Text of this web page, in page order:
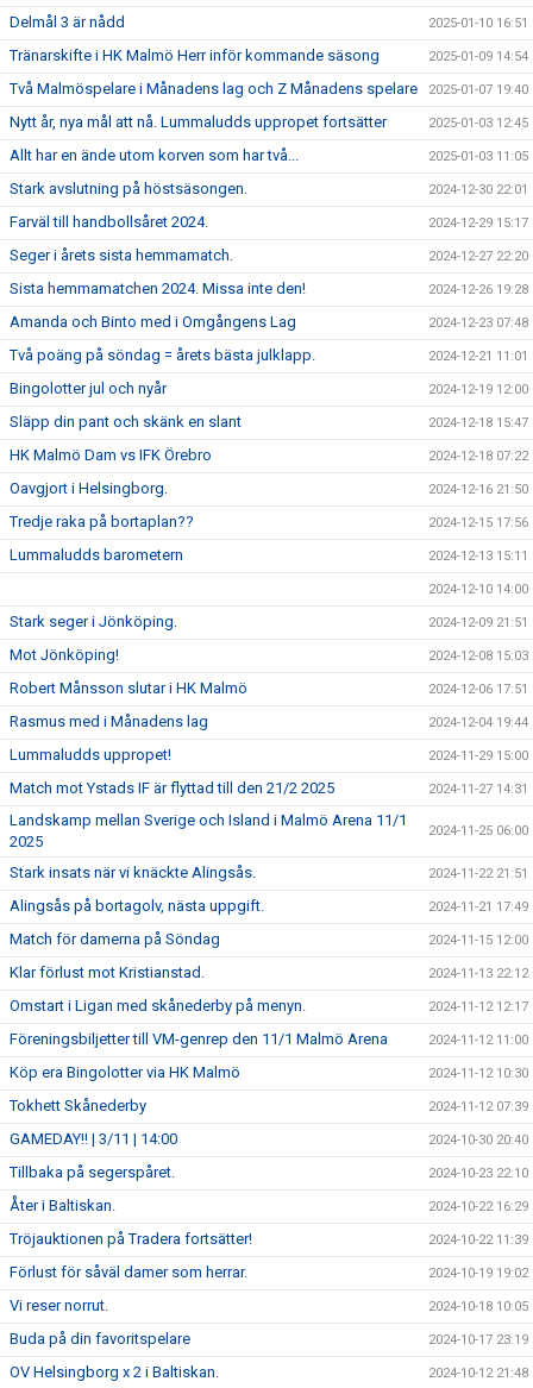
Delmål 3 är nådd 2025-01-10 16:51
Tränarskifte i HK Malmö Herr inför kommande säsong 2025-01-09 14:54
Två Malmöspelare i Månadens lag och Z Månadens spelare 2025-01-07 19:40
Nytt år, nya mål att nå. Lummaludds uppropet fortsätter 2025-01-03 12:45
Allt har en ände utom korven som har två... 2025-01-03 11:05
Stark avslutning på höstsäsongen. 2024-12-30 22:01
Farväl till handbollsåret 2024. 2024-12-29 15:17
Seger i årets sista hemmamatch. 2024-12-27 22:20
Sista hemmamatchen 2024. Missa inte den! 2024-12-26 19:28
Amanda och Binto med i Omgångens Lag 2024-12-23 07:48
Två poäng på söndag = årets bästa julklapp. 2024-12-21 11:01
Bingolotter jul och nyår 2024-12-19 12:00
Släpp din pant och skänk en slant 2024-12-18 15:47
HK Malmö Dam vs IFK Örebro 2024-12-18 07:22
Oavgjort i Helsingborg. 2024-12-16 21:50
Tredje raka på bortaplan?? 2024-12-15 17:56
Lummaludds barometern 2024-12-13 15:11
2024-12-10 14:00
Stark seger i Jönköping. 2024-12-09 21:51
Mot Jönköping! 2024-12-08 15:03
Robert Månsson slutar i HK Malmö 2024-12-06 17:51
Rasmus med i Månadens lag 2024-12-04 19:44
Lummaludds uppropet! 2024-11-29 15:00
Match mot Ystads IF är flyttad till den 21/2 2025 2024-11-27 14:31
Landskamp mellan Sverige och Island i Malmö Arena 11/1
2025
2024-11-25 06:00
Stark insats när vi knäckte Alingsås. 2024-11-22 21:51
Alingsås på bortagolv, nästa uppgift. 2024-11-21 17:49
Match för damerna på Söndag 2024-11-15 12:00
Klar förlust mot Kristianstad. 2024-11-13 22:12
Omstart i Ligan med skånederby på menyn. 2024-11-12 12:17
Föreningsbiljetter till VM-genrep den 11/1 Malmö Arena 2024-11-12 11:00
Köp era Bingolotter via HK Malmö 2024-11-12 10:30
Tokhett Skånederby 2024-11-12 07:39
GAMEDAY!! | 3/11 | 14:00 2024-10-30 20:40
Tillbaka på segerspåret. 2024-10-23 22:10
Åter i Baltiskan. 2024-10-22 16:29
Tröjauktionen på Tradera fortsätter! 2024-10-22 11:39
Förlust för såväl damer som herrar. 2024-10-19 19:02
Vi reser norrut. 2024-10-18 10:05
Buda på din favoritspelare 2024-10-17 23:19
OV Helsingborg x 2 i Baltiskan. 2024-10-12 21:48